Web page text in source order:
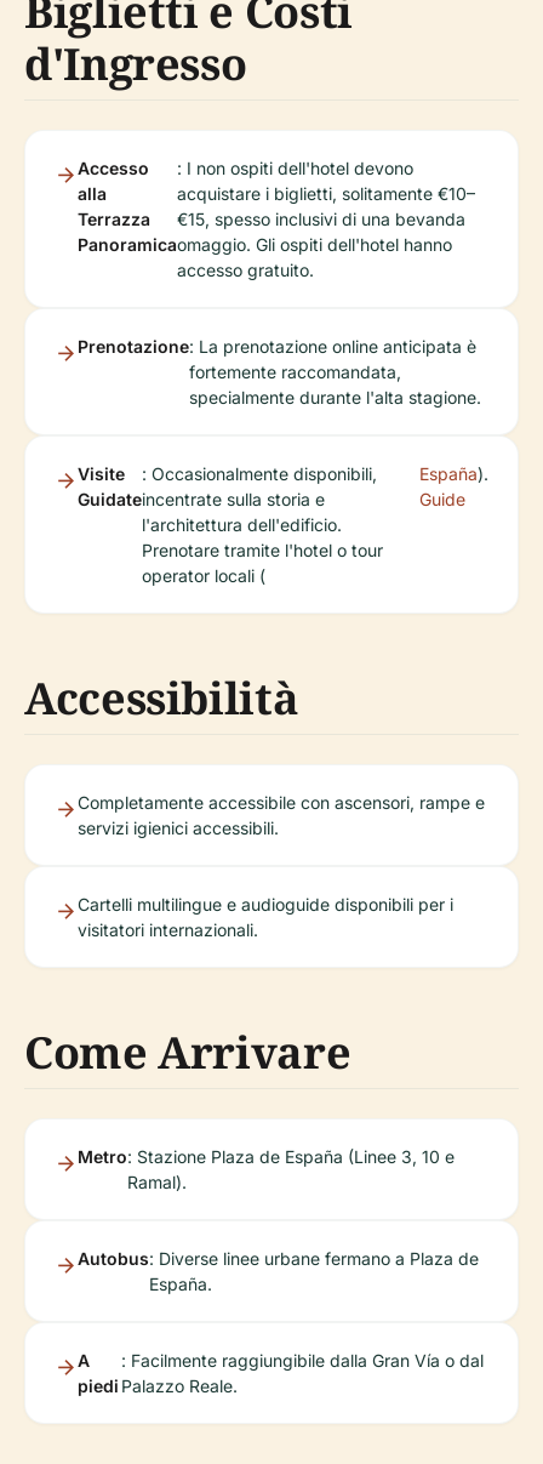
d'Ingresso
Accesso
alla
Terrazza
Panoramica
: I non ospiti dell'hotel devono
acquistare i biglietti, solitamente €10–
€15, spesso inclusivi di una bevanda
omaggio. Gli ospiti dell'hotel hanno
accesso gratuito.
Prenotazione: La prenotazione online anticipata è
fortemente raccomandata,
specialmente durante l'alta stagione.
Visite
Guidate
: Occasionalmente disponibili,
incentrate sulla storia e
l'architettura dell'edificio.
Prenotare tramite l'hotel o tour
operator locali (
España
Guide
).
Accessibilità
Completamente accessibile con ascensori, rampe e
servizi igienici accessibili.
Cartelli multilingue e audioguide disponibili per i
visitatori internazionali.
Come Arrivare
Metro: Stazione Plaza de España (Linee 3, 10 e
Ramal).
Autobus: Diverse linee urbane fermano a Plaza de
España.
A
piedi
: Facilmente raggiungibile dalla Gran Vía o dal
Palazzo Reale.